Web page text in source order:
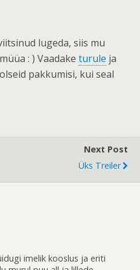
lugeda, siis mu
: ) Vaadake turule ja
pakkumisi, kui seal
Next Post
Üks Treiler
imelik kooslus ja eriti